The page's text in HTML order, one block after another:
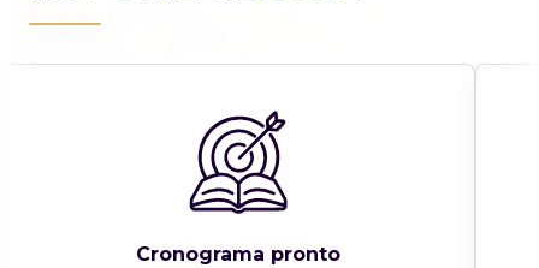
Cronograma pronto